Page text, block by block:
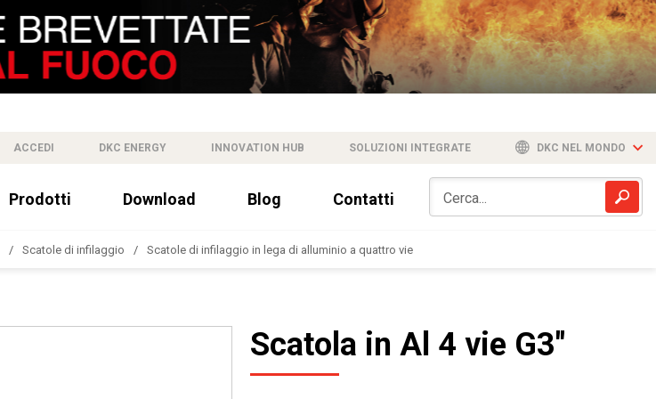
ACCEDI DKC ENERGY INNOVATION HUB SOLUZIONI INTEGRATE DKC NEL MONDO
Prodotti Download Blog Contatti
Scatole di infilaggio Scatole di infilaggio in lega di alluminio a quattro vie
Scatola in Al 4 vie G3"